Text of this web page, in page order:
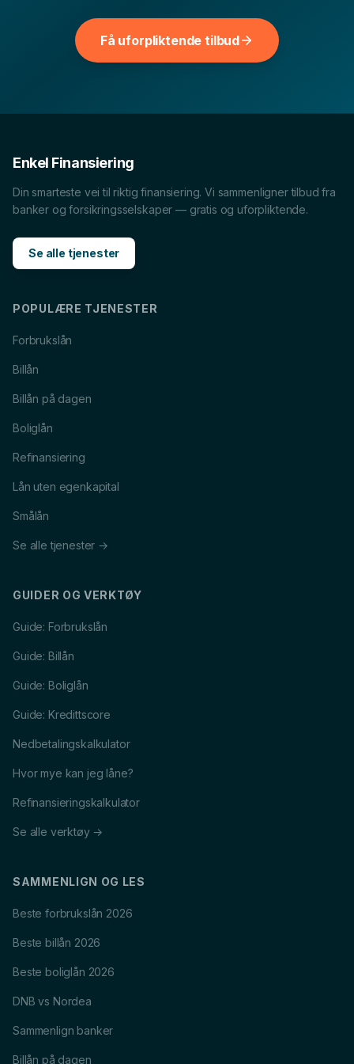
. Velg blant lokale sider for andre lånetyper og
bruk dem til å sammenligne vilkår, renter og hva som
BillåniÅlesund ForbrukslåniÅlesund
Snøscooterlån Ålesund
Få uforpliktende tilbud
Enkel Finansiering
Din smarteste vei til riktig finansiering. Vi sammenligner tilbud fra
banker og forsikringsselskaper — gratis og uforpliktende.
Se alle tjenester
POPULÆRE TJENESTER
Forbrukslån
Billån
Billån på dagen
Boliglån
Refinansiering
Lån uten egenkapital
Smålån
Se alle tjenester →
GUIDER OG VERKTØY
Guide: Forbrukslån
Guide: Billån
Guide: Boliglån
Guide: Kredittscore
Nedbetalingskalkulator
Hvor mye kan jeg låne?
Refinansieringskalkulator
Se alle verktøy →
SAMMENLIGN OG LES
Beste forbrukslån 2026
Beste billån 2026
Beste boliglån 2026
DNB vs Nordea
Sammenlign banker
Billån på dagen